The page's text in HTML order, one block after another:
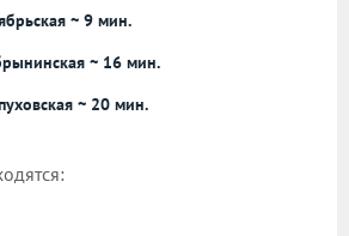
~ 9 мин.
~ 16 мин.
~ 20 мин.